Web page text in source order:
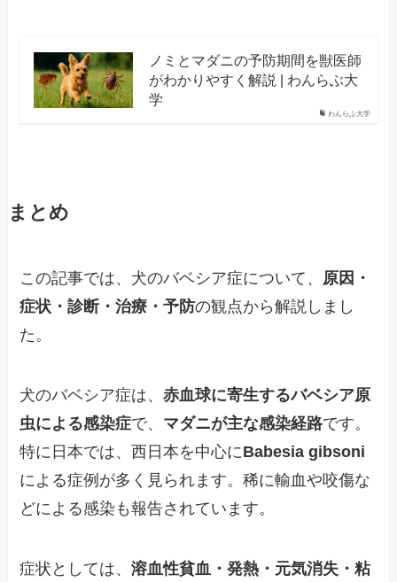
わんらぶ大学
ノミとマダニの予防期間を獣医師
がわかりやすく解説 | わんらぶ大
学
まとめ
この記事では、犬のバベシア症について、 原因・
症状・診断・治療・予防の観点から解説しまし
た。
犬のバベシア症は、赤血球に寄生するバベシア原
虫による感染症で、 マダニが主な感染経路です。
特に日本では、西日本を中心にBabesia gibsoni
による症例が多く見られます。稀に輸血や咬傷な
どによる感染も報告されています。
症状としては、溶血性貧血・発熱・元気消失・粘